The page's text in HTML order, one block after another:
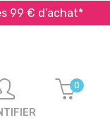
€ d’achat*
0